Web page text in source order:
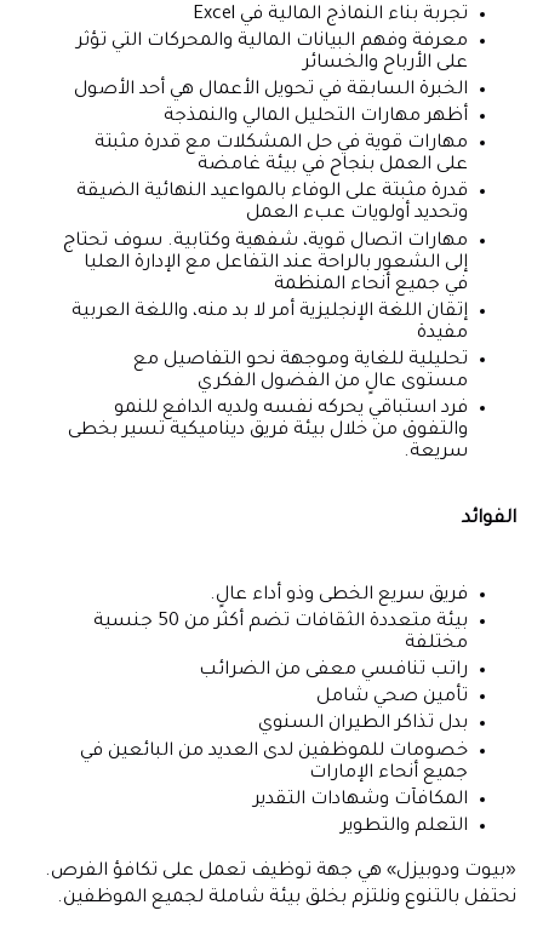
تجربة بناء النماذج المالية في Excel
معرفة وفهم البيانات المالية والمحركات التي تؤثر
على الأرباح والخسائر
الخبرة السابقة في تحويل الأعمال هي أحد الأصول
أظهر مهارات التحليل المالي والنمذجة
مهارات قوية في حل المشكلات مع قدرة مثبتة
على العمل بنجاح في بيئة غامضة
قدرة مثبتة على الوفاء بالمواعيد النهائية الضيقة
وتحديد أولويات عبء العمل
مهارات اتصال قوية، شفهية وكتابية. سوف تحتاج
إلى الشعور بالراحة عند التفاعل مع الإدارة العليا
في جميع أنحاء المنظمة
إتقان اللغة الإنجليزية أمر لا بد منه، واللغة العربية
مفيدة
تحليلية للغاية وموجهة نحو التفاصيل مع
مستوى عالٍ من الفضول الفكري
فرد استباقي يحركه نفسه ولديه الدافع للنمو
والتفوق من خلال بيئة فريق ديناميكية تسير بخطى
سريعة.
الفوائد
فريق سريع الخطى وذو أداء عالٍ.
بيئة متعددة الثقافات تضم أكثر من 50 جنسية
مختلفة
راتب تنافسي معفى من الضرائب
تأمين صحي شامل
بدل تذاكر الطيران السنوي
خصومات للموظفين لدى العديد من البائعين في
جميع أنحاء الإمارات
المكافآت وشهادات التقدير
التعلم والتطوير
«بيوت ودوبيزل» هي جهة توظيف تعمل على تكافؤ الفرص.
نحتفل بالتنوع ونلتزم بخلق بيئة شاملة لجميع الموظفين.